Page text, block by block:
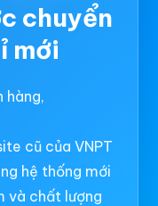
chuyển
mới
hàng,
cũ của VNPT
hệ thống mới
và chất lượng